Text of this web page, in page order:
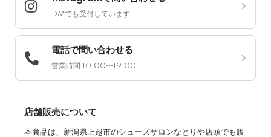
DMでも受付しています
電話で問い合わせる
営業時間 10:00〜19:00
店舗販売について
本商品は、新潟県上越市のシューズサロンなとりや店頭でも販